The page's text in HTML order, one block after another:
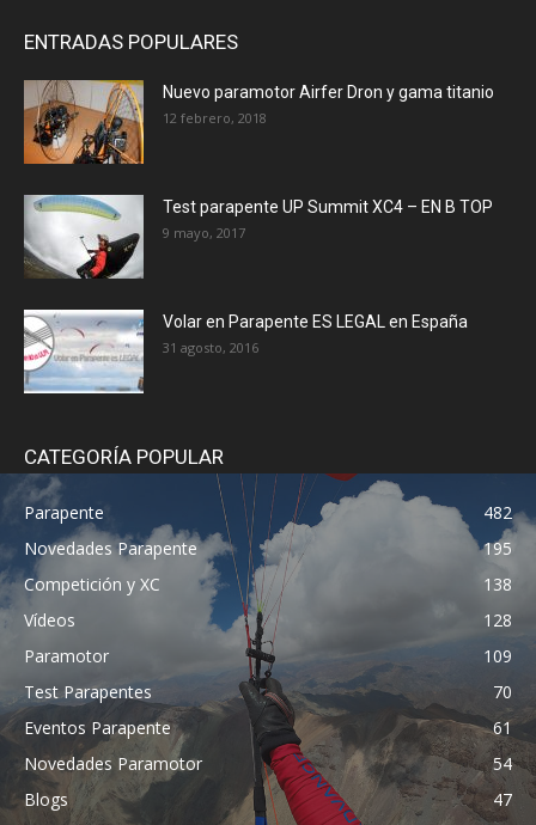
ENTRADAS POPULARES
Nuevo paramotor Airfer Dron y gama titanio
12 febrero, 2018
Test parapente UP Summit XC4 – EN B TOP
9 mayo, 2017
Volar en Parapente ES LEGAL en España
31 agosto, 2016
CATEGORÍA POPULAR
Parapente
482
Novedades Parapente
195
Competición y XC
138
Vídeos
128
Paramotor
109
Test Parapentes
70
Eventos Parapente
61
Novedades Paramotor
54
Blogs
47